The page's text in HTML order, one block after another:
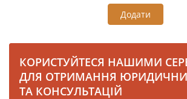
Додати
КОРИСТУЙТЕСЯ НАШИМИ
ДЛЯ ОТРИМАННЯ
ТА КОНСУЛЬТАЦІЙ